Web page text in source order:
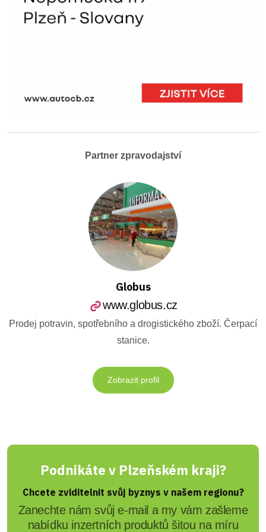
Partner zpravodajství
Globus
www.globus.cz
Prodej potravin, spotřebního a drogistického zboží. Čerpací
stanice.
Zobrazit profil
Podnikáte v Plzeňském kraji?
Chcete zviditelnit svůj byznys v našem regionu?
Zanechte nám svůj e-mail a my vám zašleme
nabídku inzertních produktů šitou na míru